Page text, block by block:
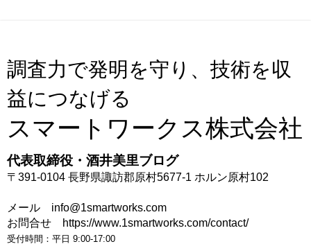
調査力で発明を守り、技術を収
益につなげる
スマートワークス株式会社
代表取締役・酒井美里ブログ
〒391-0104 長野県諏訪郡原村5677-1 ホルン原村102
メール info@1smartworks.com
お問合せ https://www.1smartworks.com/contact/
受付時間：平日 9:00-17:00